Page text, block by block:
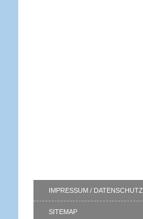
IMPRESSUM / DATENSCHUTZ
SITEMAP